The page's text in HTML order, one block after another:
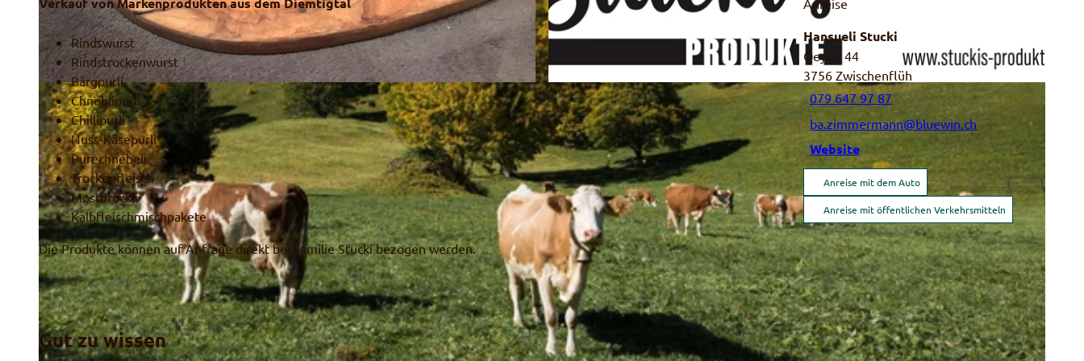
© Stucki`s Produkte © Stucki`s Produkte
Rindswurst
Rindstrockenwurst
Bärgpurli
Chnoblipurli
Chillipurli
Nuss-Käsepurli
Purechnebeli
Trockenfleisch
Mostbröckli
Kalbfleischmischpakete
Die Produkte können auf Anfrage direkt bei Familie Stucki bezogen werden.
Gut zu wissen
Hansueli Stucki
Oeyen 44
3756 Zwischenflüh
079 647 97 87
ba.zimmermann@bluewin.ch
Website
Anreise mit dem Auto
Anreise mit öffentlichen Verkehrsmitteln